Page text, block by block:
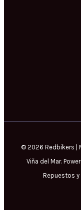
© 2026 Redbikers |
Viña del Mar.
Repuestos y